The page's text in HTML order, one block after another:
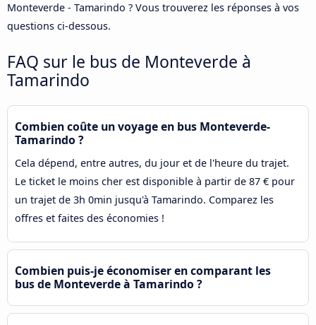
Monteverde - Tamarindo ? Vous trouverez les réponses à vos
questions ci-dessous.
FAQ sur le bus de Monteverde à
Tamarindo
Combien coûte un voyage en bus Monteverde-
Tamarindo ?
Cela dépend, entre autres, du jour et de l'heure du trajet.
Le ticket le moins cher est disponible à partir de 87 € pour
un trajet de 3h 0min jusqu'à Tamarindo. Comparez les
offres et faites des économies !
Combien puis-je économiser en comparant les
bus de Monteverde à Tamarindo ?